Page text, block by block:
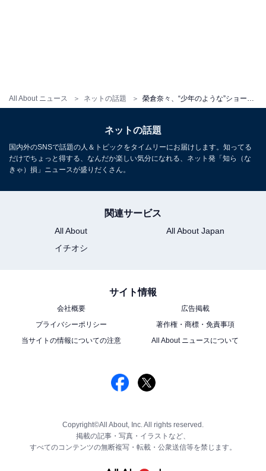
All About ニュース ネットの話題
ネットの話題
国内外のSNSで話題の人＆トピックをタイムリーにお届けします。知ってる
だけでちょっと得する、なんだか楽しい気分になれる、ネット発「知ら（な
きゃ）損」ニュースが盛りだくさん。
関連サービス
All About
All About Japan
イチオシ
サイト情報
会社概要
広告掲載
プライバシーポリシー
著作権・商標・免責事項
当サイトの情報についての注意
All About ニュースについて
Copyright©All About, Inc. All rights reserved.
掲載の記事・写真・イラストなど、
すべてのコンテンツの無断複写・転載・公衆送信等を禁じます。